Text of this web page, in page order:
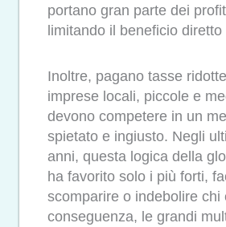
portano gran parte dei
limitando il beneficio
Inoltre, pagano tasse
imprese locali, piccole e
devono competere in un
spietato e ingiusto. Negli
anni, questa logica della
ha favorito solo i più forti,
scomparire o indebolire chi
conseguenza, le grandi